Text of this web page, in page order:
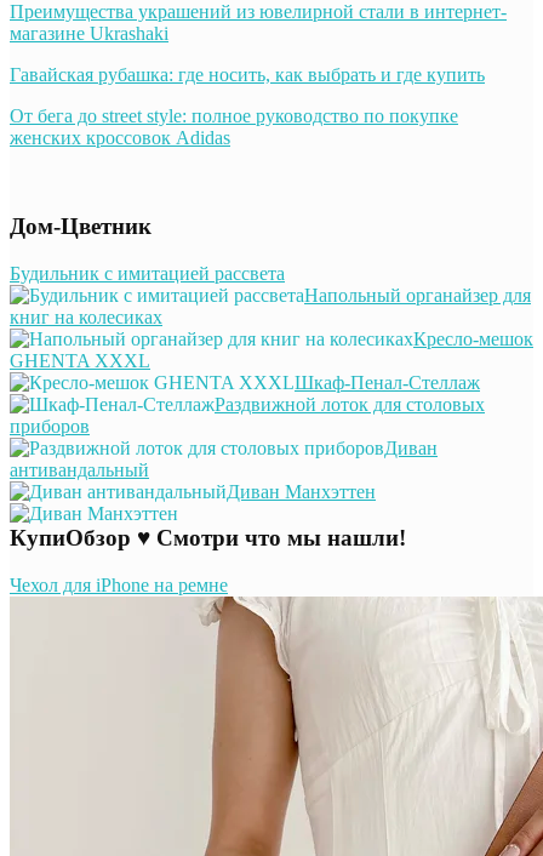
Преимущества украшений из ювелирной стали в интернет-
магазине Ukrashaki
Гавайская рубашка: где носить, как выбрать и где купить
От бега до street style: полное руководство по покупке
женских кроссовок Adidas
Дом-Цветник
Будильник с имитацией рассвета
Напольный органайзер для
книг на колесиках
Кресло-мешок
GHENTA XXXL
Шкаф-Пенал-Стеллаж
Раздвижной лоток для столовых
приборов
Диван
антивандальный
Диван Манхэттен
КупиОбзор ♥ Смотри что мы нашли!
Чехол для iPhone на ремне